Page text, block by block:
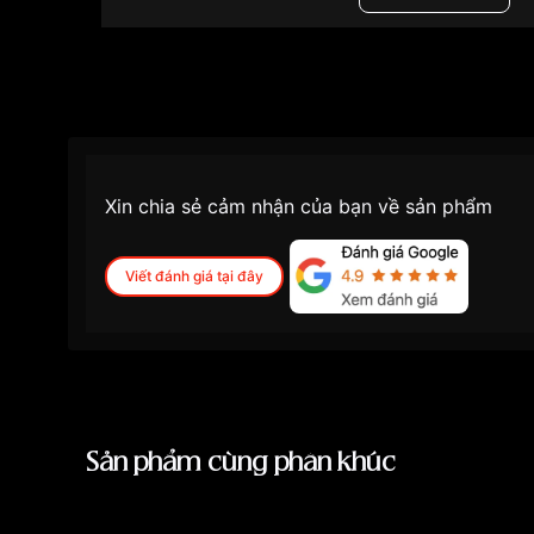
Xin chia sẻ cảm nhận của bạn về sản phẩm
Viết đánh giá tại đây
Sản phẩm cùng phân khúc